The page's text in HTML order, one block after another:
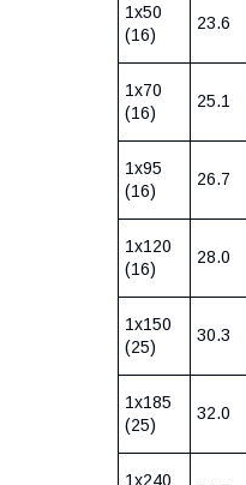
1х50
(16)
23.6
1х70
(16)
25.1
1х95
(16)
26.7
1х120
(16)
28.0
1х150
(25)
30.3
1х185
(25)
32.0
1х240